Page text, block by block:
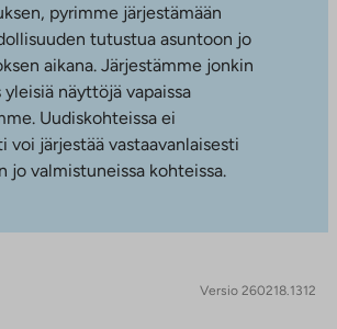
pyrimme järjestämään
tutustua asuntoon jo
aikana. Järjestämme jonkin
yleisiä näyttöjä vapaissa
Uudiskohteissa ei
voi järjestää vastaavanlaisesti
jo valmistuneissa kohteissa.
Versio 260218.1312